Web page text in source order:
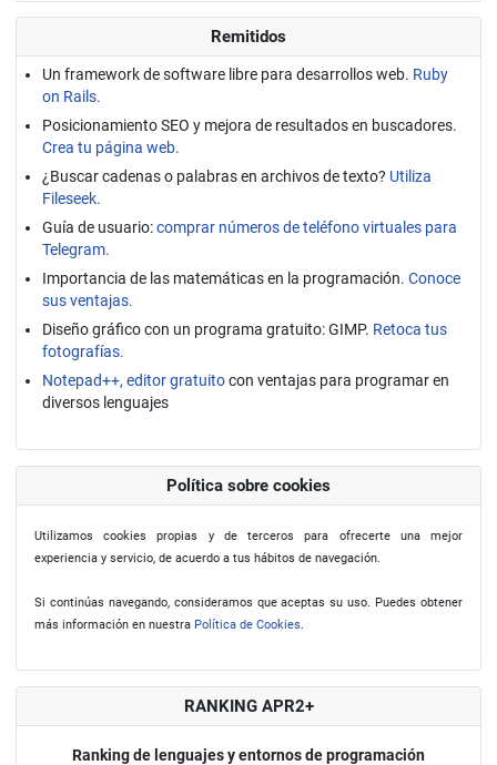
Remitidos
Un framework de software libre para desarrollos web. Ruby
on Rails.
Posicionamiento SEO y mejora de resultados en buscadores.
Crea tu página web.
¿Buscar cadenas o palabras en archivos de texto? Utiliza
Fileseek.
Guía de usuario:comprar números de teléfono virtuales para
Telegram.
Importancia de las matemáticas en la programación. Conoce
sus ventajas.
Diseño gráfico con un programa gratuito: GIMP. Retoca tus
fotografías.
Notepad++, editor gratuitocon ventajas para programar en
diversos lenguajes
Política sobre cookies
Utilizamos cookies propias y de terceros para ofrecerte una mejor
experiencia y servicio, de acuerdo a tus hábitos de navegación.
Si continúas navegando, consideramos que aceptas su uso. Puedes obtener
más información en nuestra Política de Cookies.
RANKING APR2+
Ranking de lenguajes y entornos de programación